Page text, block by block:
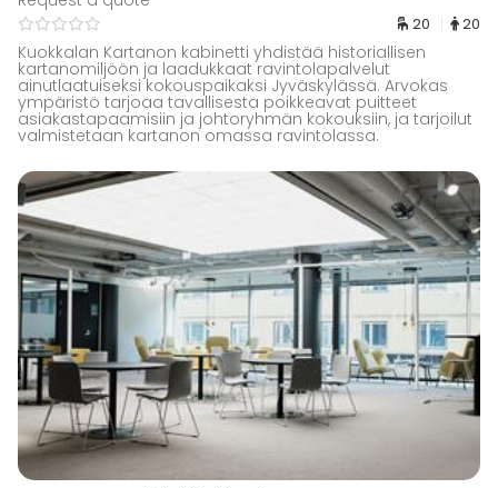
20 20
Kuokkalan Kartanon kabinetti yhdistää historiallisen
kartanomiljöön ja laadukkaat ravintolapalvelut
ainutlaatuiseksi kokouspaikaksi Jyväskylässä. Arvokas
ympäristö tarjoaa tavallisesta poikkeavat puitteet
asiakastapaamisiin ja johtoryhmän kokouksiin, ja tarjoilut
valmistetaan kartanon omassa ravintolassa.